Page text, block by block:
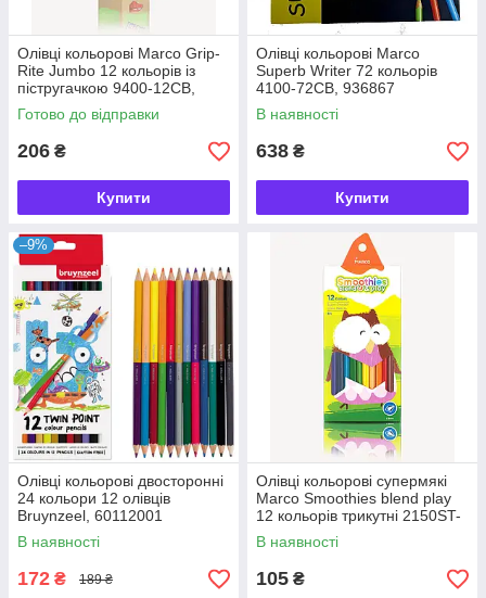
Олівці кольорові Marco Grip-
Rite Jumbo 12 кольорів із
пістругачкою 9400-12CB,
245258
Готово до відправки
206 ₴
Купити
Олівці кольорові Marco
Superb Writer 72 кольорів
4100-72CB, 936867
В наявності
638 ₴
Купити
–9%
Олівці кольорові двосторонні
24 кольори 12 олівців
Bruynzeel, 60112001
В наявності
172 ₴ 189 ₴
Олівці кольорові супермякі
Marco Smoothies blend play
12 кольорів трикутні 2150ST-
12CB, 908413
В наявності
105 ₴